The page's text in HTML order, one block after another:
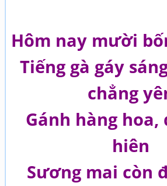
Hôm nay mười
Tiếng gà gáy
chẳng
Gánh hàng hoa,
hiên
Sương mai còn